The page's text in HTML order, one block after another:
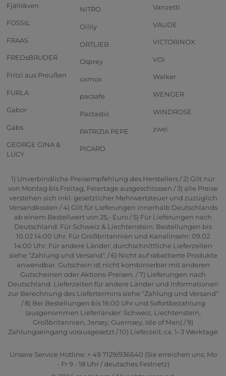
Fjällräven
FOSSIL
FRAAS
FREDsBRUDER
Fritzi aus Preußen
FURLA
Gabor
Gabs
GEORGE GINA &
LUCY
NITRO
Oilily
ORTLIEB
Osprey
oxmox
pacsafe
Pactastic
PATRIZIA PEPE
PICARD
Vanzetti
VAUDE
VICTORINOX
VOi
Walker
WENGER
WINDROSE
zwei
1) Unverbindliche Preisempfehlung des Herstellers / 2) Gilt nur
von Montag bis Freitag, Feiertage ausgeschlossen / 3) alle Preise
verstehen sich inkl. gesetzlicher Mehrwertsteuer und zuzüglich
Versandkosten / 4) Gilt für Lieferungen innerhalb Deutschlands
ab einem Bestellwert von 25,- Euro / 5) Für Lieferungen nach
Deutschland. Für Schweiz & Liechtenstein: Bestellungen bis
10.02 14:00 Uhr. Für Großbritannien und Kanalinseln: 09.02
14:00 Uhr. Für andere Länder: durchschnittliche Lieferzeiten
siehe "Zahlung und Versand". / 6) Nicht auf rabattierte Produkte
anwendbar. Gutschein ist nicht kombinierbar mit anderen
Gutscheinen oder Aktions-Preisen. / 7) Lieferungen nach
Deutschland. Lieferzeiten für andere Länder und Informationen
zur Berechnung des Liefertermins siehe "Zahlung und Versand"
/ 8) Bei Bestellungen bis 16:00 Uhr und Sofortbezahlung
(ausgenommen Lieferländer: Schweiz, Liechtenstein,
Großbritannien, Jersey, Guernsey, Isle of Man) / 9)
Zahlungseingang vorausgesetzt / 10) Lieferzeit: ca. 1–3 Werktage
Unsere Service Hotline: + 49 7129/936640 (Sie erreichen uns: Mo
- Fr 9 - 18 Uhr / deutsches Festnetz)